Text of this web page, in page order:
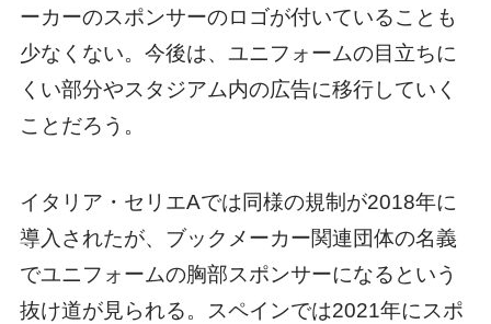
ーカーのスポンサーのロゴが付いていることも
少なくない。今後は、ユニフォームの目立ちに
くい部分やスタジアム内の広告に移行していく
ことだろう。
イタリア・セリエAでは同様の規制が2018年に
導入されたが、ブックメーカー関連団体の名義
でユニフォームの胸部スポンサーになるという
抜け道が見られる。スペインでは2021年にスポ